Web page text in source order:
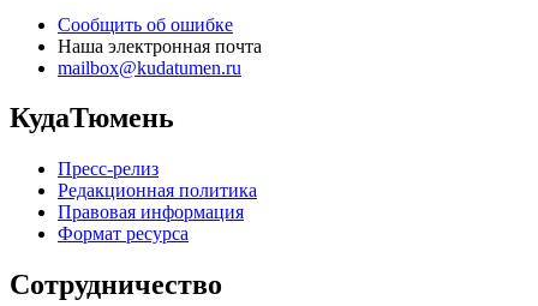
Сообщить об ошибке
Наша электронная почта
mailbox@kudatumen.ru
КудаТюмень
Пресс-релиз
Редакционная политика
Правовая информация
Формат ресурса
Сотрудничество